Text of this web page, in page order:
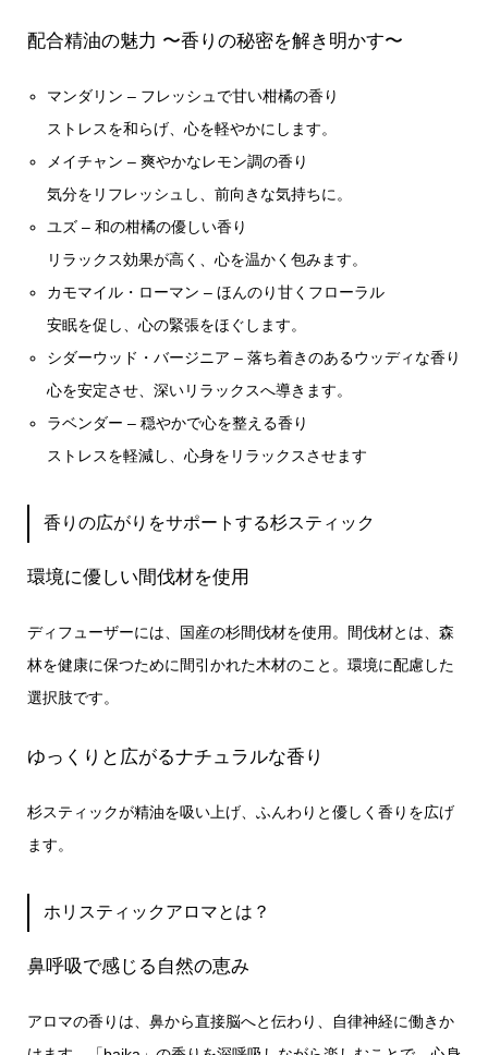
配合精油の魅力 〜香りの秘密を解き明かす〜
マンダリン – フレッシュで甘い柑橘の香り
ストレスを和らげ、心を軽やかにします。
メイチャン – 爽やかなレモン調の香り
気分をリフレッシュし、前向きな気持ちに。
ユズ – 和の柑橘の優しい香り
リラックス効果が高く、心を温かく包みます。
カモマイル・ローマン – ほんのり甘くフローラル
安眠を促し、心の緊張をほぐします。
シダーウッド・バージニア – 落ち着きのあるウッディな香り
心を安定させ、深いリラックスへ導きます。
ラベンダー – 穏やかで心を整える香り
ストレスを軽減し、心身をリラックスさせます
香りの広がりをサポートする杉スティック
環境に優しい間伐材を使用
ディフューザーには、国産の杉間伐材を使用。間伐材とは、森
林を健康に保つために間引かれた木材のこと。環境に配慮した
選択肢です。
ゆっくりと広がるナチュラルな香り
杉スティックが精油を吸い上げ、ふんわりと優しく香りを広げ
ます。
ホリスティックアロマとは？
鼻呼吸で感じる自然の恵み
アロマの香りは、鼻から直接脳へと伝わり、自律神経に働きか